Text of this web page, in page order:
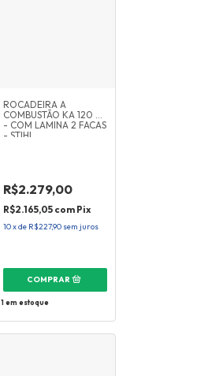
ROCADEIRA A
COMBUSTÃO KA 120 R
- COM LAMINA 2 FACAS
- STIHL
R$2.279,00
R$2.165,05 com Pix
10xde R$227,90 sem juros
1em estoque